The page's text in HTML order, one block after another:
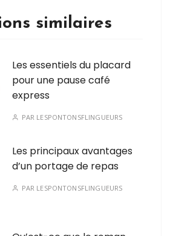
similaires
Les essentiels du placard
pour une pause café
express
PAR LESPONTONSFLINGUEURS
Les principaux avantages
d’un portage de repas
PAR LESPONTONSFLINGUEURS